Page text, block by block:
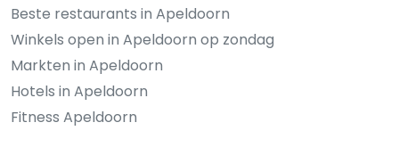
Beste restaurants in Apeldoorn
Winkels open in Apeldoorn op zondag
Markten in Apeldoorn
Hotels in Apeldoorn
Fitness Apeldoorn